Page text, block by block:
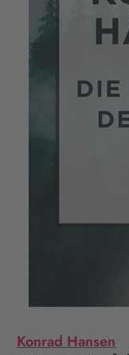
Konrad Hansen